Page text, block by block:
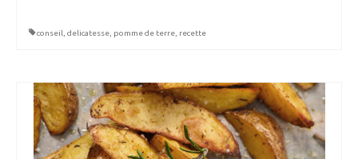
conseil delicatesse pomme de terre recette